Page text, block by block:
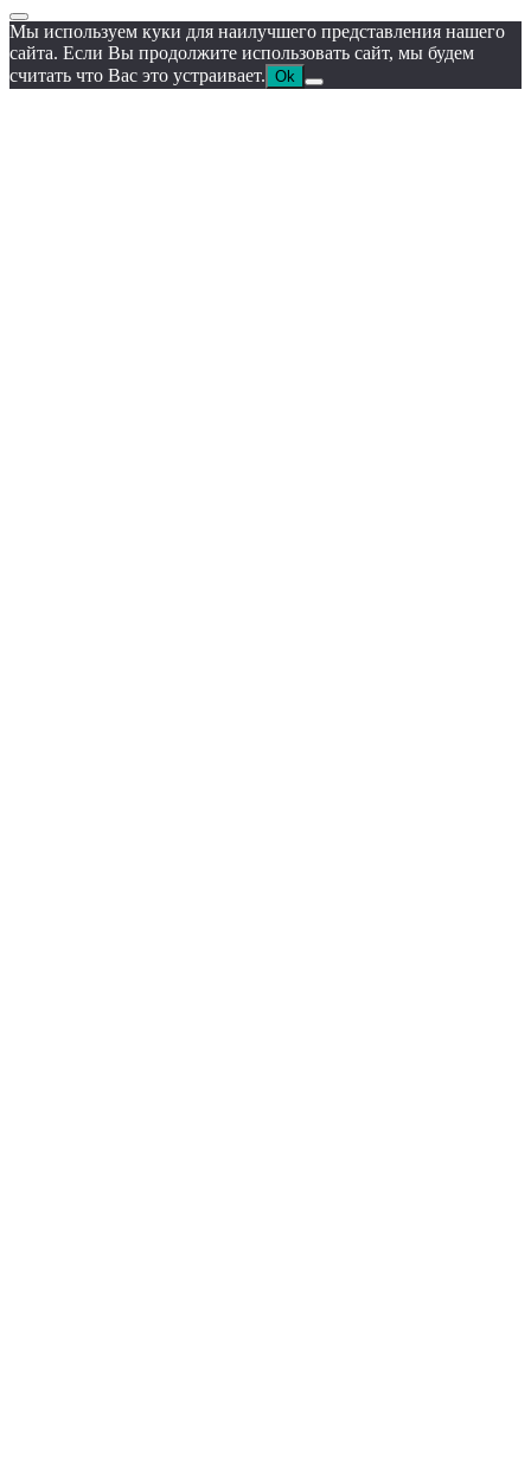
Мы используем куки для наилучшего представления нашего
сайта. Если Вы продолжите использовать сайт, мы будем
считать что Вас это устраивает. Ok